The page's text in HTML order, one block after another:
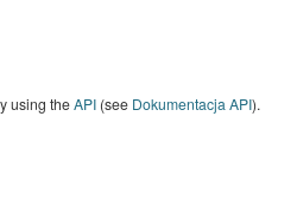
using theAPI(see Dokumentacja API).